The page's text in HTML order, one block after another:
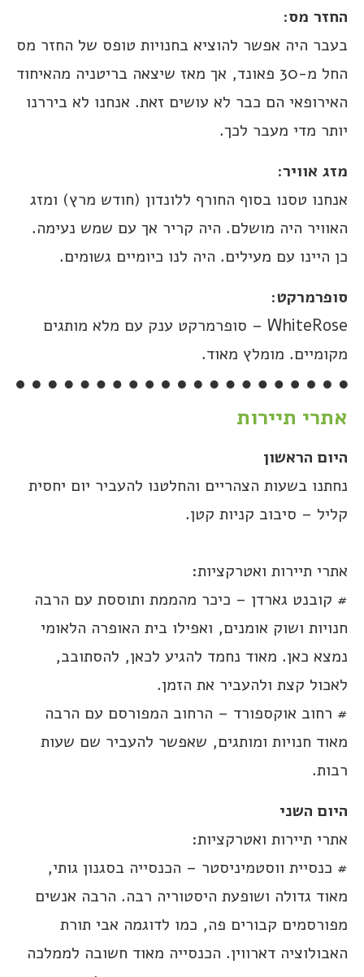
החזר מס:
בעבר היה אפשר להוציא בחנויות טופס של החזר מס
החל מ-30 פאונד, אך מאז שיצאה בריטניה מהאיחוד
האירופאי הם כבר לא עושים זאת. אנחנו לא ביררנו
יותר מדי מעבר לכך.
מזג אוויר:
אנחנו טסנו בסוף החורף ללונדון (חודש מרץ) ומזג
האוויר היה מושלם. היה קריר אך עם שמש נעימה.
כן היינו עם מעילים. היה לנו כיומיים גשומים.
סופרמרקט:
WhiteRose – סופרמרקט ענק עם מלא מותגים
מקומיים. מומלץ מאוד.
אתרי תיירות
היום הראשון
נחתנו בשעות הצהריים והחלטנו להעביר יום יחסית
קליל – סיבוב קניות קטן.
אתרי תיירות ואטרקציות:
# קובנט גארדן – כיכר מהממת ותוססת עם הרבה
חנויות ושוק אומנים, ואפילו בית האופרה הלאומי
נמצא כאן. מאוד נחמד להגיע לכאן, להסתובב,
לאכול קצת ולהעביר את הזמן.
# רחוב אוקספורד – הרחוב המפורסם עם הרבה
מאוד חנויות ומותגים, שאפשר להעביר שם שעות
רבות.
היום השני
אתרי תיירות ואטרקציות:
# כנסיית ווסטמיניסטר – הכנסייה בסגנון גותי,
מאוד גדולה ושופעת היסטוריה רבה. הרבה אנשים
מפורסמים קבורים פה, כמו לדוגמה אבי תורת
האבולוציה דארווין. הכנסייה מאוד חשובה לממלכה